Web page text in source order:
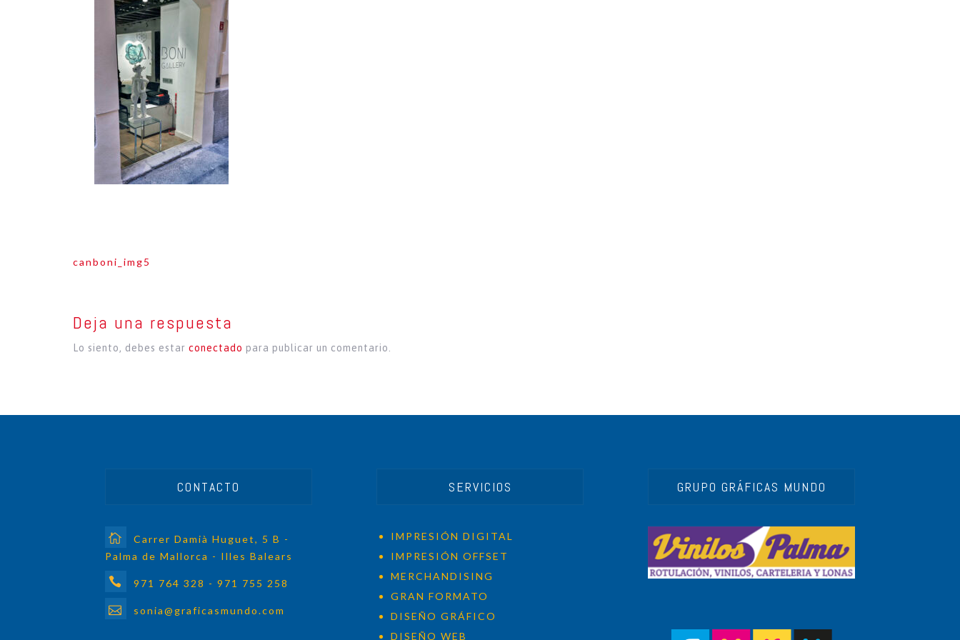
Navegación
entradas
canboni_img5
Deja una respuesta
Lo siento, debes estar conectado para publicar un comentario.
CONTACTO
Carrer Damià Huguet, 5 B -
Palma de Mallorca - Illes Balears
971 764 328 - 971 755 258
sonia@graficasmundo.com
SERVICIOS
IMPRESIÓN DIGITAL
IMPRESIÓN OFFSET
MERCHANDISING
GRAN FORMATO
DISEÑO GRÁFICO
DISEÑO WEB
GRUPO GRÁFICAS MUNDO